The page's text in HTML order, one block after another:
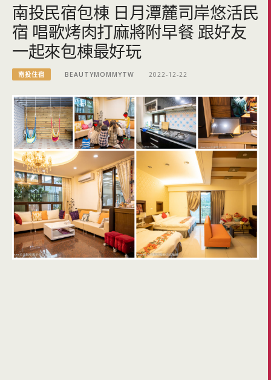
南投民宿包棟 日月潭麓司岸悠活民
宿 唱歌烤肉打麻將附早餐 跟好友
一起來包棟最好玩
南投住宿 BEAUTYMOMMYTW 2022-12-22